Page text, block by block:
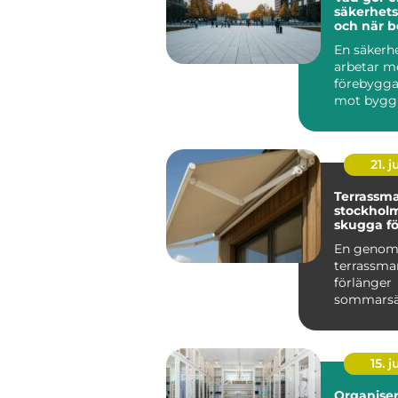
och när
En
arbetar
mot
21.
stockholm
skugga
En
förlänger
och ger
15.